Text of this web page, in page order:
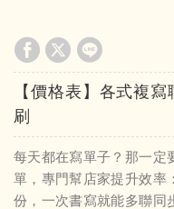
【價格表】各式複
刷
每天都在寫單子？那一定
單，專門幫店家提升效率
份，一次書寫就能多聯同